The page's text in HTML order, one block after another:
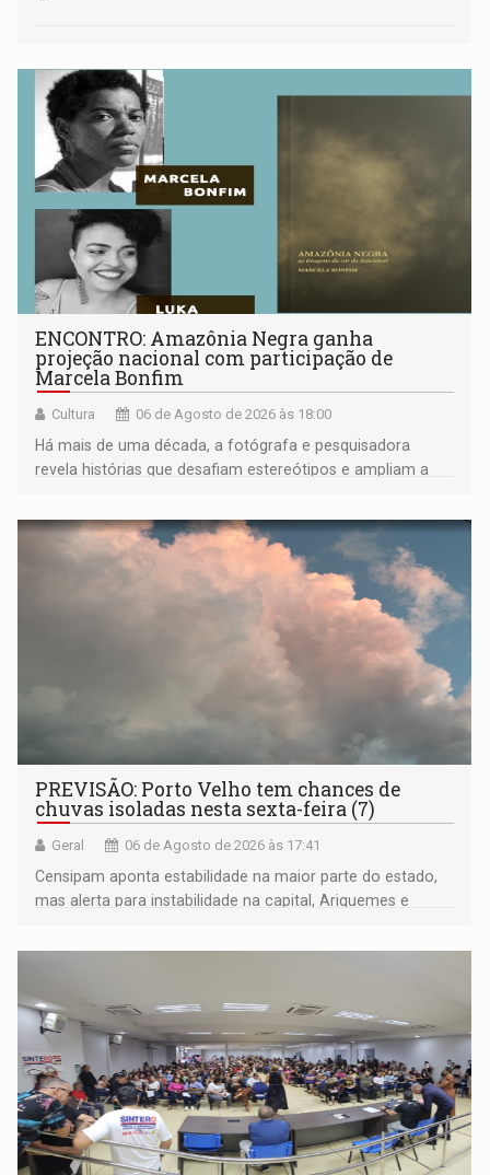
ENCONTRO: Amazônia Negra ganha
projeção nacional com participação de
Marcela Bonfim
Cultura 06 de Agosto de 2026 às 18:00
Há mais de uma década, a fotógrafa e pesquisadora
revela histórias que desafiam estereótipos e ampliam a
negras
PREVISÃO: Porto Velho tem chances de
chuvas isoladas nesta sexta-feira (7)
Geral 06 de Agosto de 2026 às 17:41
Censipam aponta estabilidade na maior parte do estado,
mas alerta para instabilidade na capital, Ariquemes e